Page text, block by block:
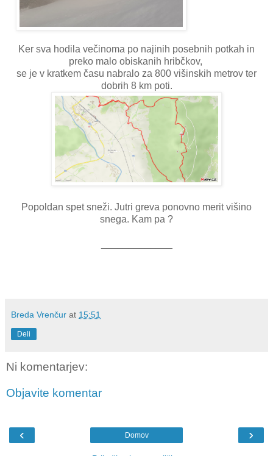
Ker sva hodila večinoma po najinih posebnih potkah in
preko malo obiskanih hribčkov,
se je v kratkem času nabralo za 800 višinskih metrov ter
dobrih 8 km poti.
Popoldan spet sneži. Jutri greva ponovno merit višino
snega. Kam pa ?
Breda Vrenčur at 15:51
Deli
Ni komentarjev:
Objavite komentar
‹ ›
Domov